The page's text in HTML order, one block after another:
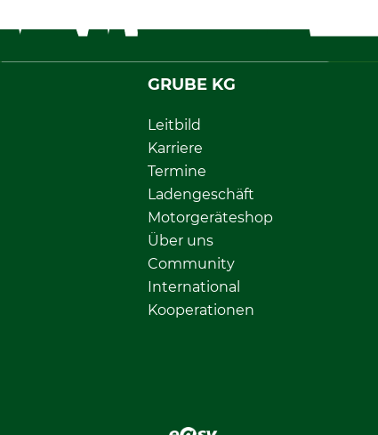
GRUBE KG
Leitbild
Karriere
Termine
Ladengeschäft
Motorgeräteshop
Über uns
Community
International
Kooperationen